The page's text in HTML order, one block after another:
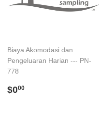
Biaya Akomodasi dan
Pengeluaran Harian --- PN-
778
Regular
$000